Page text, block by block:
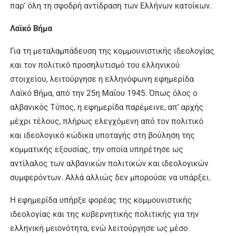
παρ’ όλη τη σφοδρή αντίδραση των Ελλήνων κατοίκων.
Λαϊκό Βήμα
Για τη μεταλαμπάδευση της κομμουνιστικής ιδεολογίας
και τον πολιτικό προσηλυτισμό του ελληνικού
στοιχείου, λειτούργησε η ελληνόφωνη εφημερίδα
Λαϊκό Βήμα, από την 25η Μαΐου 1945. Όπως όλος ο
αλβανικός Τύπος, η εφημερίδα παρέμεινε, απ’ αρχής
μέχρι τέλους, πλήρως ελεγχόμενη από τον πολιτικό
και ιδεολογικό κώδικα υποταγής στη βούληση της
κομματικής εξουσίας, την οποία υπηρέτησε ως
αντίλαλος των αλβανικών πολιτικών και ιδεολογικών
συμφερόντων. Αλλά αλλιώς δεν μπορούσε να υπάρξει.
Η εφημερίδα υπήρξε φορέας της κομμουνιστικής
ιδεολογίας και της κυβερνητικής πολιτικής για την
ελληνική μειονότητα, ενώ λειτούργησε ως μέσο